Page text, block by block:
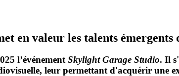
en valeur les talents
l’événement Skylight Garage Studio. Il
leur permettant d'acquérir une